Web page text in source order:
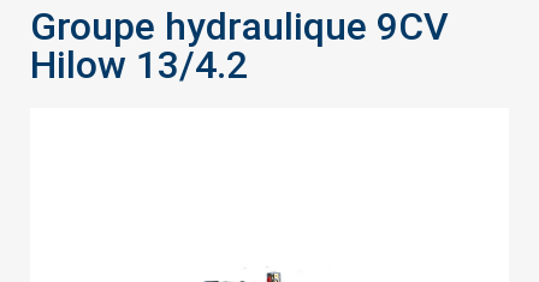
Groupe hydraulique 9CV
Hilow 13/4.2